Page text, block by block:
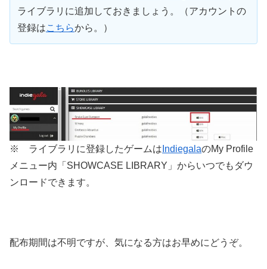
ライブラリに追加しておきましょう。（アカウントの
登録はこちらから。）
※ ライブラリに登録したゲームは IndiegalaのMy Profile
メニュー内「SHOWCASE LIBRARY」からいつでもダウ
ンロードできます。
配布期間は不明ですが、気になる方はお早めにどうぞ。